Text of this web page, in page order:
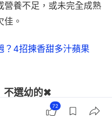
營養不足，或未完全成熟
。
？4招揀香甜多汁蘋果
選幼的✖
組織比果柄幼的更發達，
72